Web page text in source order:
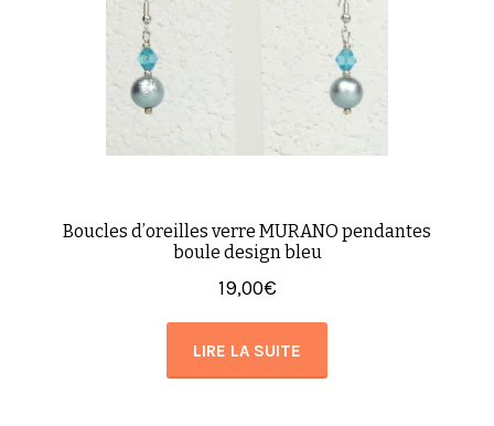
Boucles d’oreilles verre MURANO pendantes
boule design bleu
19,00€
LIRE LA SUITE